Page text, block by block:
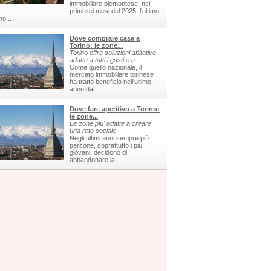
immobiliare piemontese: nei
primi sei mesi del 2025, l'ultimo
Dove comprare casa a
Torino: le zone...
Torino offre soluzioni abitative
adatte a tutti i gusti e a...
Come quello nazionale, il
mercato immobiliare torinese
ha tratto beneficio nell'ultimo
anno dal...
Dove fare aperitivo a Torino:
le zone...
Le zone piu' adatte a creare
una rete sociale
Negli ultimi anni sempre più
persone, soprattutto i più
giovani, decidono di
abbandonare la...